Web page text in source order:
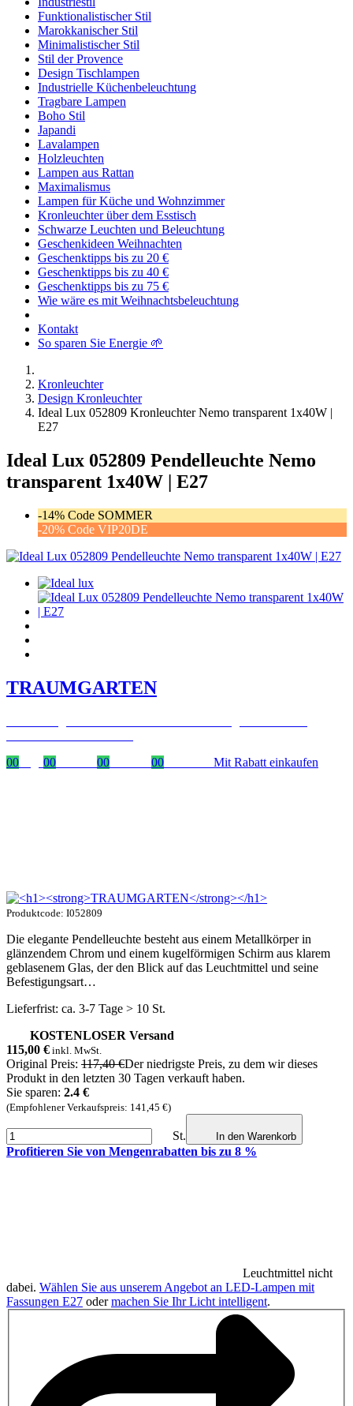
Funktionalistischer Stil
Marokkanischer Stil
Minimalistischer Stil
Stil der Provence
Design Tischlampen
Industrielle Küchenbeleuchtung
Tragbare Lampen
Boho Stil
Japandi
Lavalampen
Holzleuchten
Lampen aus Rattan
Maximalismus
Lampen für Küche und Wohnzimmer
Kronleuchter über dem Esstisch
Schwarze Leuchten und Beleuchtung
Geschenkideen Weihnachten
Geschenktipps bis zu 20 €
Geschenktipps bis zu 40 €
Geschenktipps bis zu 75 €
Wie wäre es mit Weihnachtsbeleuchtung
Kontakt
So sparen Sie Energie 🌱
Kronleuchter
Design Kronleuchter
Ideal Lux 052809 Kronleuchter Nemo transparent 1x40W |
E27
Ideal Lux 052809 Pendelleuchte Nemo
transparent 1x40W | E27
-14% Code SOMMER
-20% Code VIP20DE
TRAUMGARTEN
00
00 00 00 Mit Rabatt einkaufen
Produktcode: I052809
Die elegante Pendelleuchte besteht aus einem Metallkörper in
glänzendem Chrom und einem kugelförmigen Schirm aus klarem
geblasenem Glas, der den Blick auf das Leuchtmittel und seine
Befestigungsart…
Lieferfrist: ca. 3-7 Tage > 10 St.
KOSTENLOSER Versand
115,00 € inkl. MwSt.
Original Preis: 117,40 €Der niedrigste Preis, zu dem wir dieses
Produkt in den letzten 30 Tagen verkauft haben.
Sie sparen: 2.4 €
(Empfohlener Verkaufspreis: 141,45 €)
St. In den Warenkorb
Profitieren Sie von Mengenrabatten bis zu 8 %
Leuchtmittel nicht
dabei. Wählen Sie aus unserem Angebot an LED-Lampen mit
Fassungen E27 odermachen Sie Ihr Licht intelligent.